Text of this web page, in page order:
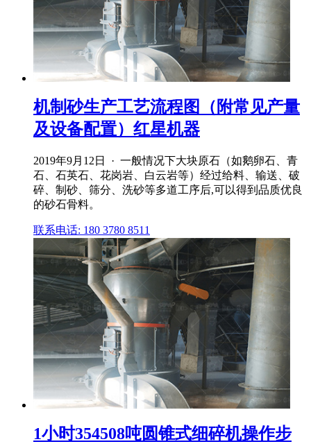
机制砂生产工艺流程图（附常见产量
及设备配置）红星机器
2019年9月12日 · 一般情况下大块原石（如鹅卵石、青
石、石英石、花岗岩、白云岩等）经过给料、输送、破
碎、制砂、筛分、洗砂等多道工序后,可以得到品质优良
的砂石骨料。
联系电话: 180 3780 8511
1小时354508吨圆锥式细碎机操作步